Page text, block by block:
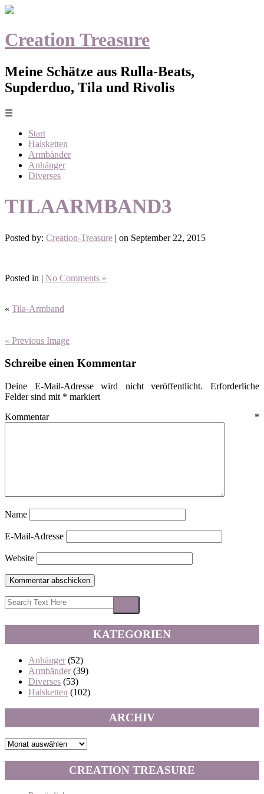
Creation Treasure
Meine Schätze aus Rulla-Beats,
Supderduo, Tila und Rivolis
☰
Start
Halsketten
Armbänder
Anhänger
Diverses
TILAARMBAND3
Posted by: Creation-Treasure | on September 22, 2015
Posted in | No Comments »
« Tila-Armband
« Previous Image
Schreibe einen Kommentar
Deine E-Mail-Adresse wird nicht veröffentlicht.
Erforderliche
Felder sind mit * markiert
Kommentar *
Name
E-Mail-Adresse
Website
KATEGORIEN
Anhänger (52)
Armbänder (39)
Diverses (53)
Halsketten (102)
ARCHIV
Archiv
CREATION TREASURE